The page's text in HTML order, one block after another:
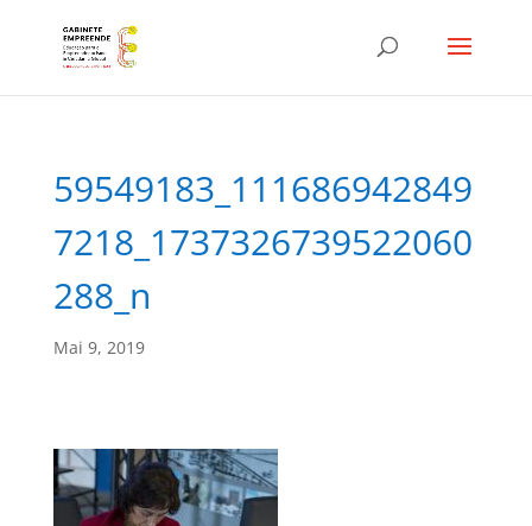
59549183_111686942849
7218_1737326739522060
288_n
Mai 9, 2019